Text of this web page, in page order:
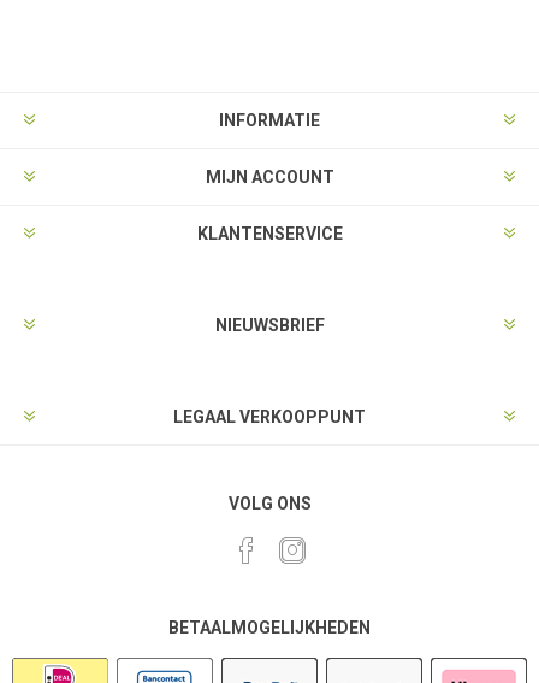
INFORMATIE
MIJN ACCOUNT
KLANTENSERVICE
NIEUWSBRIEF
LEGAAL VERKOOPPUNT
VOLG ONS
BETAALMOGELIJKHEDEN